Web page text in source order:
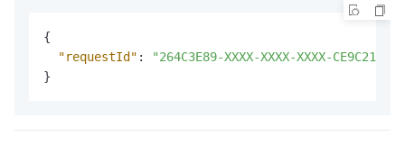
{
"requestId" :
"264C3E89-XXXX-XXXX-XXXX-
}